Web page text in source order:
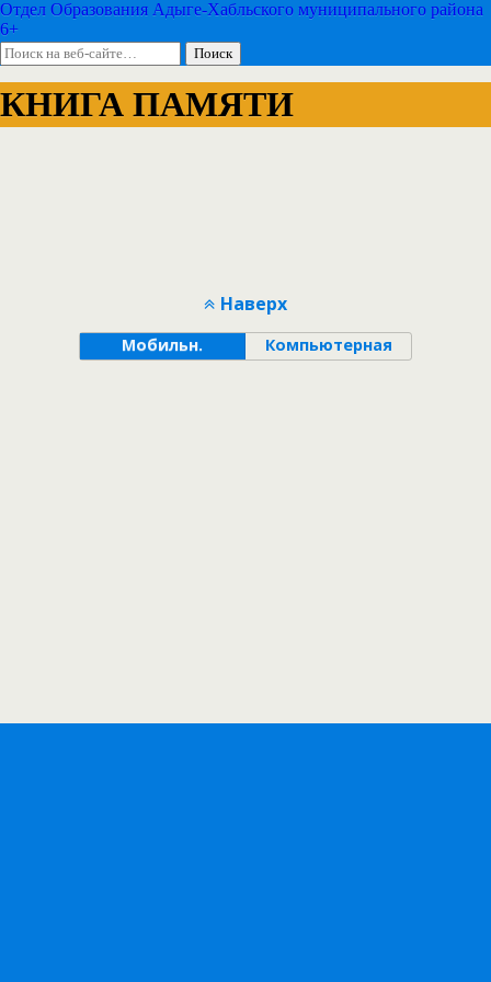
Отдел Образования Адыге-Хабльского муниципального района
6+
КНИГА ПАМЯТИ
Наверх
Мобильн. Компьютерная